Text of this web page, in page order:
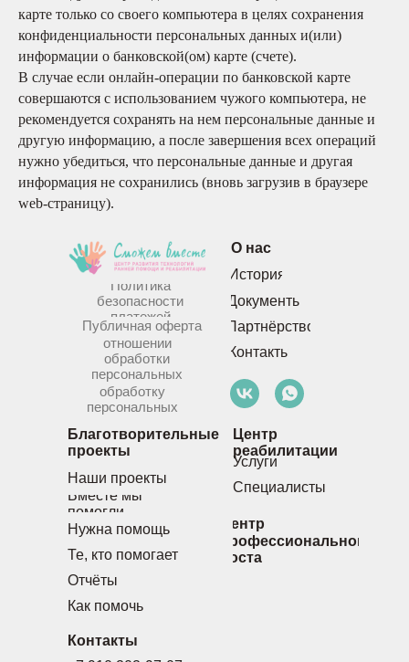
карте только со своего компьютера в целях сохранения
конфиденциальности персональных данных и(или)
информации о банковской(ом) карте (счете).
В случае если онлайн-операции по банковской карте
совершаются с использованием чужого компьютера, не
рекомендуется сохранять на нем персональные данные и
другую информацию, а после завершения всех операций
нужно убедиться, что персональные данные и другая
информация не сохранились (вновь загрузив в браузере
web-страницу).
Политика в
отношении
обработки
персональных
данных
О нас
История
Документы
Партнёрство
Контакты
Центр
реабилитации
Услуги
Специалисты
Центр
профессионального
роста
Благотворительные
проекты
Наши проекты
Вместе мы
помогли
Нужна помощь
Те, кто помогает
Отчёты
Как помочь
Контакты
Политика
безопасности
платежей
Публичная оферта
Согласие на
обработку
персональных